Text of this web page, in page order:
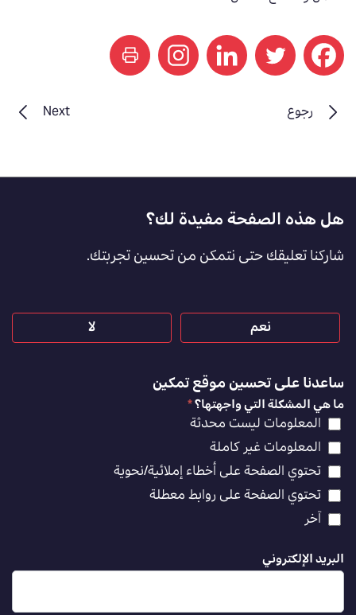
print
Next رجوع
Footer
Feedback
[AR]
هل هذه الصفحة مفيدة لك؟
شاركنا تعليقك حتى نتمكن من تحسين تجربتك.
نعم لا
ساعدنا على تحسين موقع تمكين
ما هي المشكلة التي واجهتها؟*
المعلومات ليست محدثة
المعلومات غير كاملة
تحتوي الصفحة على أخطاء إملائية/نحوية
تحتوي الصفحة على روابط معطلة
آخر
البريد الإلكتروني